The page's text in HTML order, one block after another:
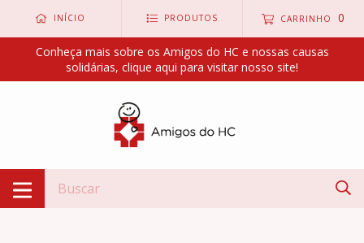
INÍCIO PRODUTOS CARRINHO 0
Conheça mais sobre os Amigos do HC e nossas causas
solidárias, clique aqui para visitar nosso site!